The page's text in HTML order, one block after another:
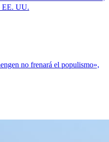
EE. UU.
no frenará el populismo»,